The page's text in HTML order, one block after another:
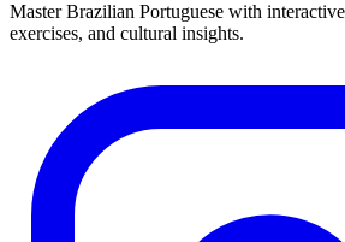
Master Brazilian Portuguese with
exercises, and cultural insights.